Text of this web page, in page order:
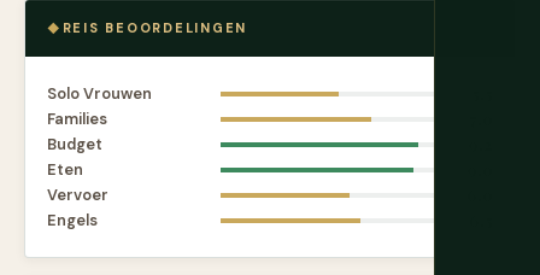
REIS BEOORDELINGEN
Solo Vrouwen
Families
Budget
Eten
Vervoer
Engels